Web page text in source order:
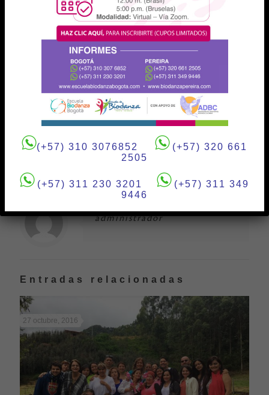
nuestros 10 años como Escuela de
Biodanza Pereira. Toda la información y
programación de nuestras celebraciones
la podrán consultar en nuestro Facebook.
administrador
Entradas relacionadas
27 octubre, 2016
(+57) 310 3076852
(+57) 320 661
2505
(+57) 311 230 3201
(+57) 311 349
9446